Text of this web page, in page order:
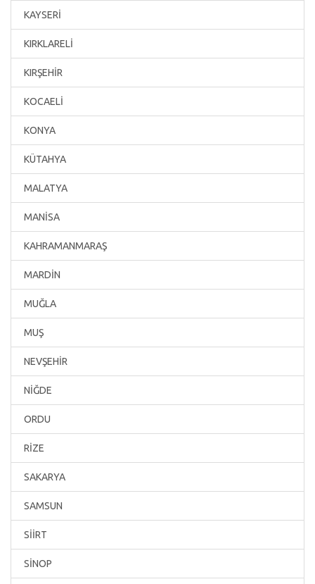
KAYSERİ
KIRKLARELİ
KIRŞEHİR
KOCAELİ
KONYA
KÜTAHYA
MALATYA
MANİSA
KAHRAMANMARAŞ
MARDİN
MUĞLA
MUŞ
NEVŞEHİR
NİĞDE
ORDU
RİZE
SAKARYA
SAMSUN
SİİRT
SİNOP